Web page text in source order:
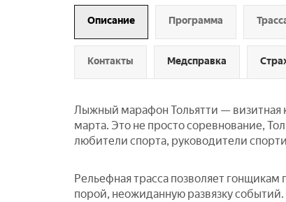
Описание Программа
Контакты Медсправка
Лыжный марафон Тольятти — визитная
марта. Это не просто соревнование,
любители спорта, руководители
Рельефная трасса позволяет
порой, неожиданную развязку